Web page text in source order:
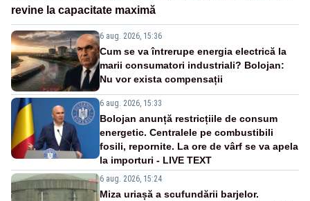
revine la capacitate maximă
6 aug. 2026, 15:36
Cum se va întrerupe energia electrică la
marii consumatori industriali? Bolojan:
Nu vor exista compensații
6 aug. 2026, 15:33
Bolojan anunță restricțiile de consum
energetic. Centralele pe combustibili
fosili, repornite. La ore de vârf se va apela
la importuri - LIVE TEXT
6 aug. 2026, 15:24
Miza uriașă a scufundării barjelor.